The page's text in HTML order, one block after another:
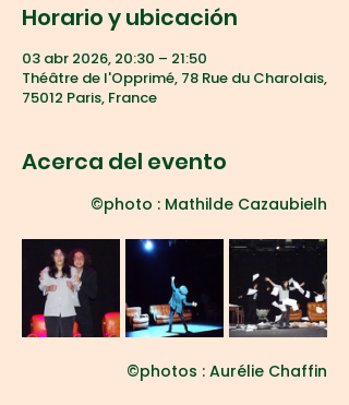
Horario y ubicación
03 abr 2026, 20:30 – 21:50
Théâtre de l'Opprimé, 78 Rue du Charolais,
75012 Paris, France
Acerca del evento
©photo : Mathilde Cazaubielh
©photos : Aurélie Chaffin